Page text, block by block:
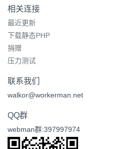
相关连接
最近更新
下载静态PHP
捐赠
压力测试
联系我们
walkor@workerman.net
QQ群
webman群:397997974